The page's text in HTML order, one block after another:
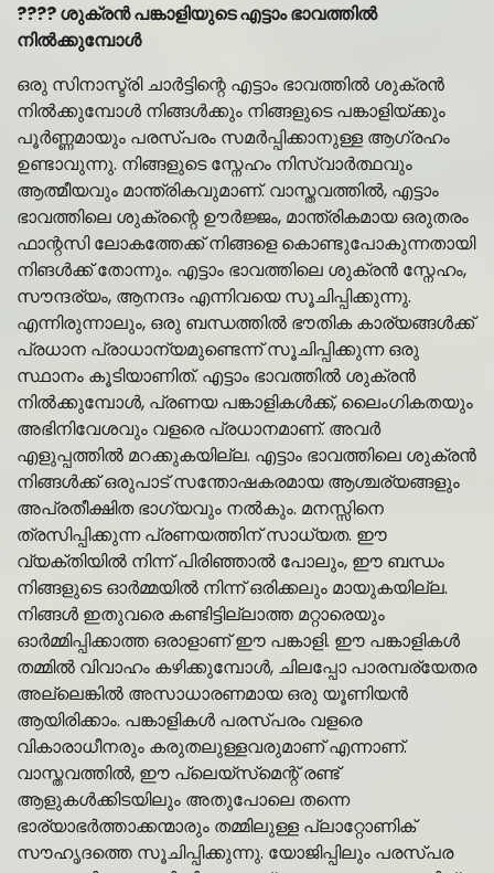
???? ശുക്രൻ പങ്കാളിയുടെ എട്ടാം ഭാവത്തിൽ
നിൽക്കുമ്പോൾ
ഒരു സിനാസ്ട്രി ചാർട്ടിന്റെ എട്ടാം ഭാവത്തിൽ ശുക്രൻ
നിൽക്കുമ്പോൾ നിങ്ങൾക്കും നിങ്ങളുടെ പങ്കാളിയ്ക്കും
പൂർണ്ണമായും പരസ്പരം സമർപ്പിക്കാനുള്ള ആഗ്രഹം
ഉണ്ടാവുന്നു. നിങ്ങളുടെ സ്നേഹം നിസ്വാർത്ഥവും
ആത്മീയവും മാന്ത്രികവുമാണ്. വാസ്തവത്തിൽ, എട്ടാം
ഭാവത്തിലെ ശുക്രന്റെ ഊർജ്ജം, മാന്ത്രികമായ ഒരുതരം
ഫാന്റസി ലോകത്തേക്ക് നിങ്ങളെ കൊണ്ടുപോകുന്നതായി
നിങൾക്ക് തോന്നും. എട്ടാം ഭാവത്തിലെ ശുക്രൻ സ്നേഹം,
സൗന്ദര്യം, ആനന്ദം എന്നിവയെ സൂചിപ്പിക്കുന്നു.
എന്നിരുന്നാലും, ഒരു ബന്ധത്തിൽ ഭൗതിക കാര്യങ്ങൾക്ക്
പ്രധാന പ്രാധാന്യമുണ്ടെന്ന് സൂചിപ്പിക്കുന്ന ഒരു
സ്ഥാനം കൂടിയാണിത്. എട്ടാം ഭാവത്തിൽ ശുക്രൻ
നിൽക്കുമ്പോൾ, പ്രണയ പങ്കാളികൾക്ക്, ലൈംഗികതയും
അഭിനിവേശവും വളരെ പ്രധാനമാണ്. അവർ
എളുപ്പത്തിൽ മറക്കുകയില്ല. എട്ടാം ഭാവത്തിലെ ശുക്രൻ
നിങ്ങൾക്ക് ഒരുപാട് സന്തോഷകരമായ ആശ്ചര്യങ്ങളും
അപ്രതീക്ഷിത ഭാഗ്യവും നൽകും. മനസ്സിനെ
ത്രസിപ്പിക്കുന്ന പ്രണയത്തിന് സാധ്യത. ഈ
വ്യക്തിയിൽ നിന്ന് പിരിഞ്ഞാൽ പോലും, ഈ ബന്ധം
നിങ്ങളുടെ ഓർമ്മയിൽ നിന്ന് ഒരിക്കലും മായുകയില്ല.
നിങ്ങൾ ഇതുവരെ കണ്ടിട്ടില്ലാത്ത മറ്റാരെയും
ഓർമ്മിപ്പിക്കാത്ത ഒരാളാണ് ഈ പങ്കാളി. ഈ പങ്കാളികൾ
തമ്മിൽ വിവാഹം കഴിക്കുമ്പോൾ, ചിലപ്പോ പാരമ്പര്യേതര
അല്ലെങ്കിൽ അസാധാരണമായ ഒരു യൂണിയൻ
ആയിരിക്കാം. പങ്കാളികൾ പരസ്പരം വളരെ
വികാരാധീനരും കരുതലുള്ളവരുമാണ് എന്നാണ്.
വാസ്തവത്തിൽ, ഈ പ്ലെയ്‌സ്‌മെന്റ് രണ്ട്
ആളുകൾക്കിടയിലും അതുപോലെ തന്നെ
ഭാര്യാഭർത്താക്കന്മാരും തമ്മിലുള്ള പ്ലാറ്റോണിക്
സൗഹൃദത്തെ സൂചിപ്പിക്കുന്നു. യോജിപ്പിലും പരസ്പര